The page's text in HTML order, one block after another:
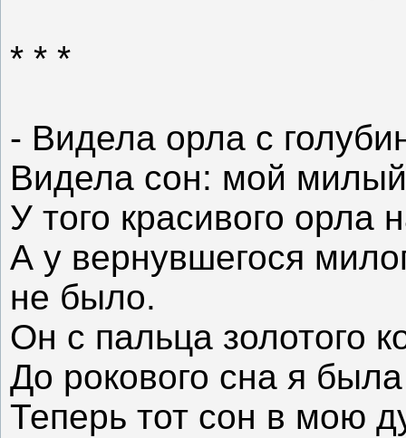
* * *
- Видела орла с
Видела сон: мой
У того красивого орла
А у вернувшегося
не было.
Он с пальца золотого
До рокового сна я
Теперь тот сон в мою